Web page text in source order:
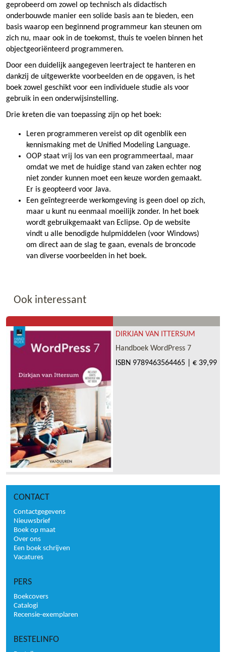
geprobeerd om zowel op technisch als didactisch
onderbouwde manier een solide basis aan te bieden, een
basis waarop een beginnend programmeur kan steunen om
zich nu, maar ook in de toekomst, thuis te voelen binnen het
objectgeoriënteerd programmeren.
Door een duidelijk aangegeven leertraject te hanteren en
dankzij de uitgewerkte voorbeelden en de opgaven, is het
boek zowel geschikt voor een individuele studie als voor
gebruik in een onderwijsinstelling.
Drie kreten die van toepassing zijn op het boek:
Leren programmeren vereist op dit ogenblik een
kennismaking met de Unified Modeling Language.
OOP staat vrij los van een programmeertaal, maar
omdat we met de huidige stand van zaken echter nog
niet zonder kunnen moet een keuze worden gemaakt.
Er is geopteerd voor Java.
Een geïntegreerde werkomgeving is geen doel op zich,
maar u kunt nu eenmaal moeilijk zonder. In het boek
wordt gebruikgemaakt van Eclipse. Op de website
vindt u alle benodigde hulpmiddelen (voor Windows)
om direct aan de slag te gaan, evenals de broncode
van diverse voorbeelden in het boek.
Ook interessant
DIRKJAN VAN ITTERSUM
Handboek WordPress 7
ISBN 9789463564465 € 39,99
CONTACT
Contactgegevens
Nieuwsbrief
Boek op maat
Over ons
Een boek schrijven
Vacatures
PERS
Boekcovers
Catalogi
Recensie-exemplaren
BESTELINFO